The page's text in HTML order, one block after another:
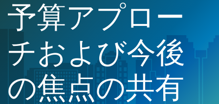
予算アプロー
チおよび今後
の焦点の共有